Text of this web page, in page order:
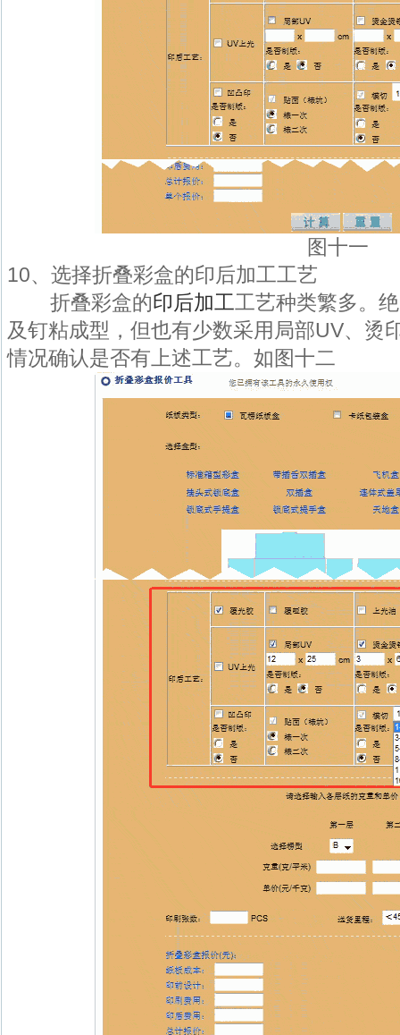
图十一
10、选择折叠彩盒的印后加工工艺
折叠彩盒的印后加工工艺种类繁多。
及钉粘成型，但也有少数采用局部UV、烫
情况确认是否有上述工艺。如图十二